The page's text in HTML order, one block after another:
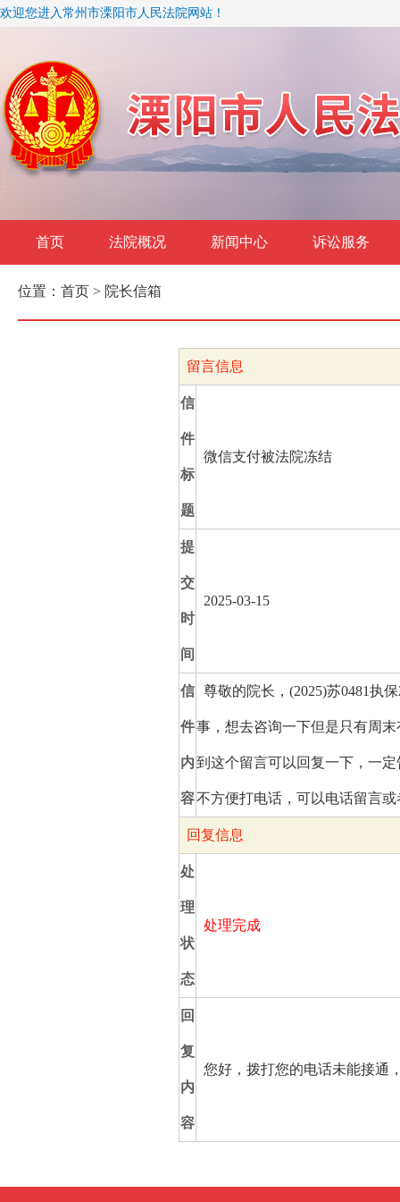
欢迎您进入常州市溧阳市人民法院网站！
首页 法院概况 新闻中心 诉讼服务
位置： 首页 > 院长信箱
留言信息
信
件
标
题
微信支付被法院冻结
提
交
时
间
2025-03-15
信
件
内
容
尊敬的院长，(2025)苏0481执
事，想去咨询一下但是只有周
到这个留言可以回复一下，一
不方便打电话，可以电话留言或
回复信息
处
理
状
态
处理完成
回
复
内
容
您好，拨打您的电话未能接通